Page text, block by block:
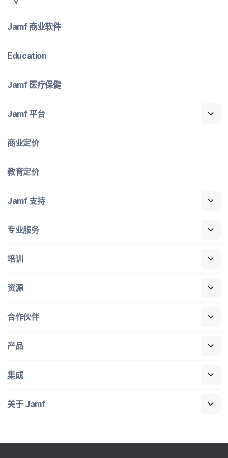
Jamf 商业​软件
Education
Jamf 医​疗​保健
Jamf平台
商业定​价
教育定​价
Jamf 支持
专业​服务
培训
资源
合作​伙伴
产品
集成
关于Jamf